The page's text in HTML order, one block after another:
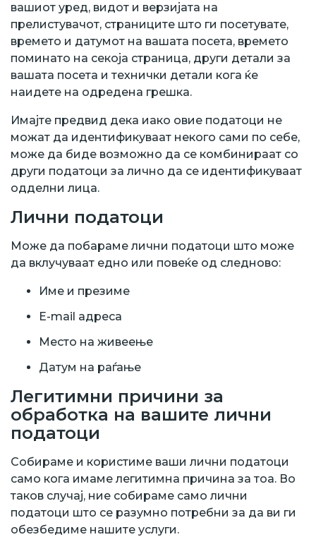
вашиот уред, видот и верзијата на
прелистувачот, страниците што ги посетувате,
времето и датумот на вашата посета, времето
поминато на секоја страница, други детали за
вашата посета и технички детали кога ќе
наидете на одредена грешка.
Имајте предвид дека иако овие податоци не
можат да идентификуваат некого сами по себе,
може да биде возможно да се комбинираат со
други податоци за лично да се идентификуваат
одделни лица.
Лични податоци
Може да побараме лични податоци што може
да вклучуваат едно или повеќе од следново:
Име и презиме
E-mail адреса
Место на живеење
Датум на раѓање
Легитимни причини за
обработка на вашите лични
податоци
Собираме и користиме ваши лични податоци
само кога имаме легитимна причина за тоа. Во
таков случај, ние собираме само лични
податоци што се разумно потребни за да ви ги
обезбедиме нашите услуги.